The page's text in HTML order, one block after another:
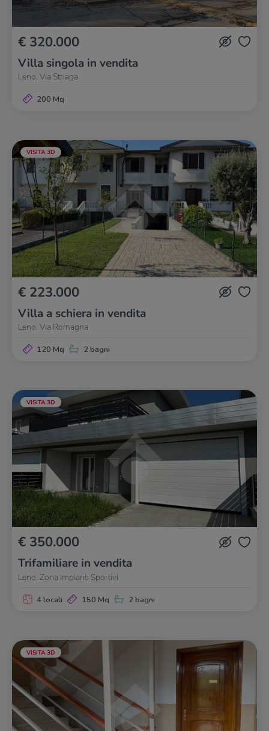
€ 320.000
Villa singola in vendita
Leno, Via Striaga
200 Mq
VISITA 3D
€ 223.000
Villa a schiera in vendita
Leno, Via Romagna
120 Mq 2 bagni
VISITA 3D
€ 350.000
Trifamiliare in vendita
Leno, Zona Impianti Sportivi
4 locali 150 Mq 2 bagni
VISITA 3D